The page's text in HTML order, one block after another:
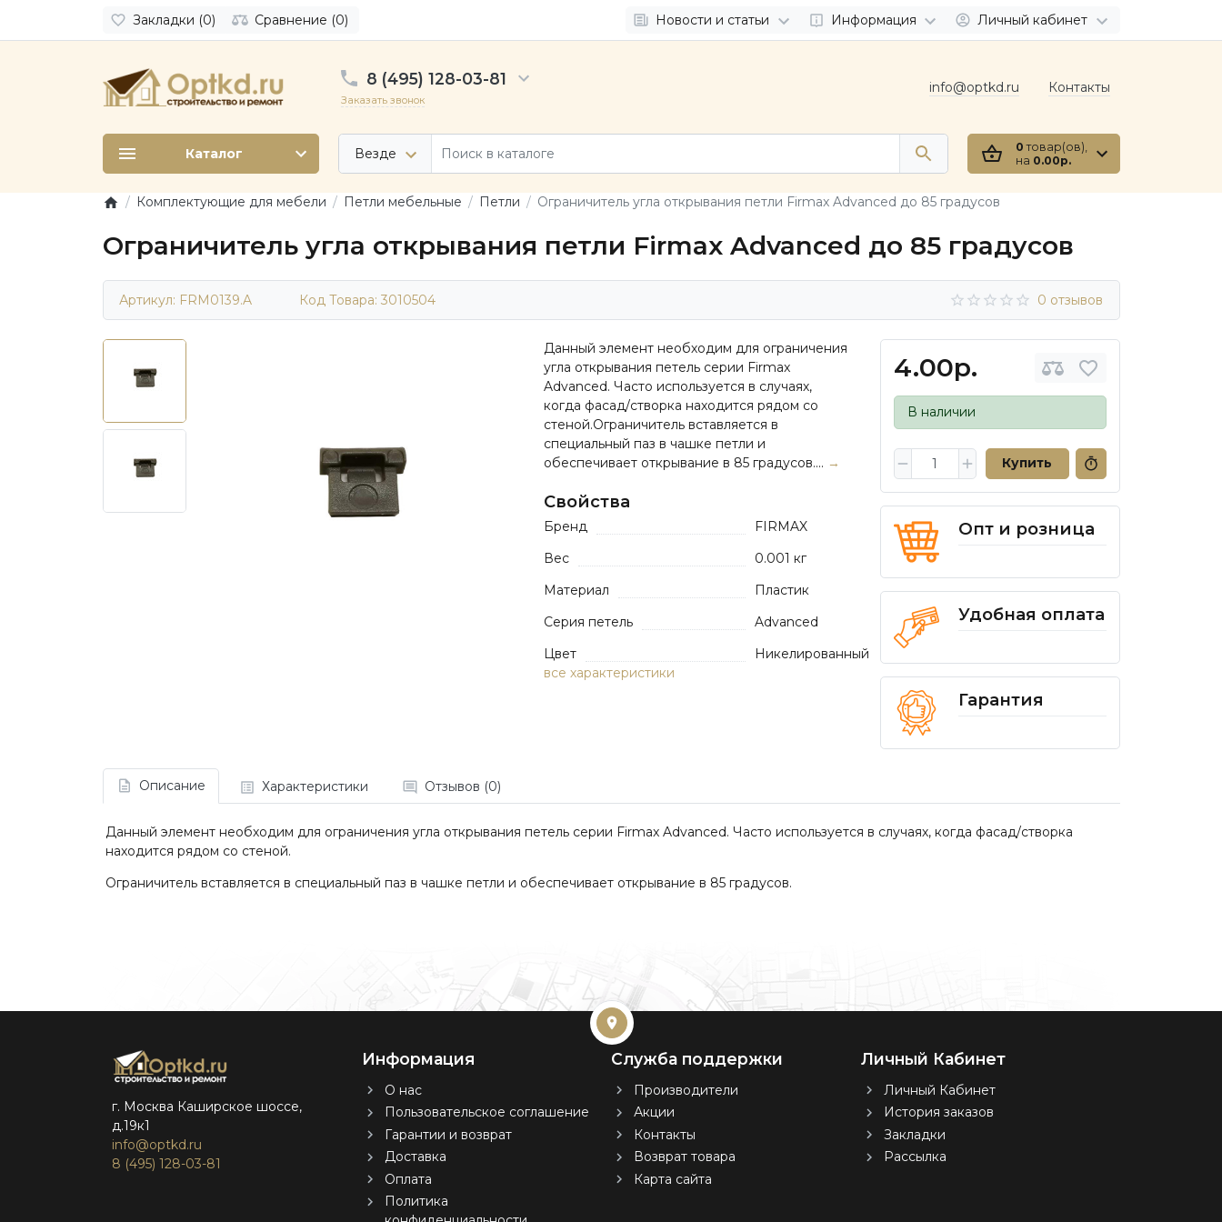
Закладки (0) Сравнение (0) Новости и статьи Информация Личный кабинет
8 (495) 128-03-81
Заказать звонок
Везде
info@optkd.ru Контакты
0 товар(ов),
на 0.00р.
Каталог
Комплектующие для мебели Петли мебельные Петли Ограничитель угла открывания петли Firmax Advanced до 85 градусов
Ограничитель угла открывания петли Firmax Advanced до 85 градусов
Артикул: FRM0139.A Код Товара: 3010504 0 отзывов
4.00р.
В наличии
Купить
Опт и розница
Удобная оплата
Гарантия
Данный элемент необходим для ограничения
угла открывания петель серии Firmax
Advanced. Часто используется в случаях,
когда фасад/створка находится рядом со
стеной.Ограничитель вставляется в
специальный паз в чашке петли и
обеспечивает открывание в 85 градусов.... →
Свойства
Бренд
FIRMAX
Вес
0.001 кг
Материал
Пластик
Серия петель
Advanced
Цвет
Никелированный
все характеристики
Описание Характеристики Отзывов (0)
Данный элемент необходим для ограничения угла открывания петель серии Firmax Advanced. Часто используется в случаях, когда фасад/створка
находится рядом со стеной.
Ограничитель вставляется в специальный паз в чашке петли и обеспечивает открывание в 85 градусов.
г. Москва Каширское шоссе,
д.19к1
info@optkd.ru
8 (495) 128-03-81
Информация
О нас
Пользовательское соглашение
Гарантии и возврат
Доставка
Оплата
Политика
Служба поддержки
Производители
Акции
Контакты
Возврат товара
Карта сайта
Личный Кабинет
Личный Кабинет
История заказов
Закладки
Рассылка